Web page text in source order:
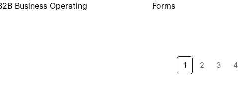
Business Operating
Forms
1 2 3 4